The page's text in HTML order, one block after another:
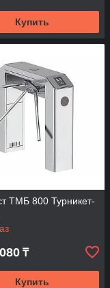
Купить
ТМБ 800 Турникет-
₸
Купить